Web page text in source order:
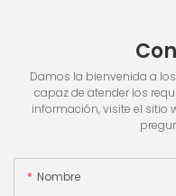
Damos la bienvenida a
capaz de atender los
información, visite el sitio
Nombre